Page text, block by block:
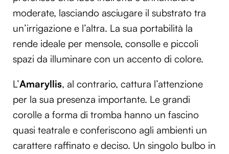
moderate, lasciando asciugare il substrato tra
un’irrigazione e l’altra. La sua portabilità la
rende ideale per mensole, consolle e piccoli
spazi da illuminare con un accento di colore.
L’Amaryllis, al contrario, cattura l’attenzione
per la sua presenza importante. Le grandi
corolle a forma di tromba hanno un fascino
quasi teatrale e conferiscono agli ambienti un
carattere raffinato e deciso. Un singolo bulbo in